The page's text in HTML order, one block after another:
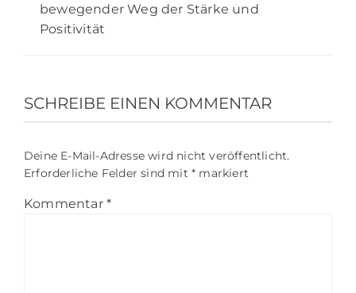
bewegender Weg der Stärke und
Positivität
SCHREIBE EINEN KOMMENTAR
Deine E-Mail-Adresse wird nicht veröffentlicht.
Erforderliche Felder sind mit * markiert
Kommentar *